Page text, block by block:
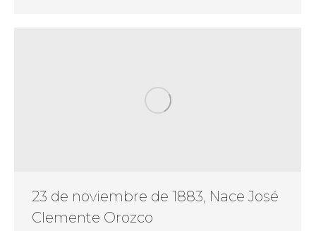
23 de noviembre de 1883, Nace José
Clemente Orozco